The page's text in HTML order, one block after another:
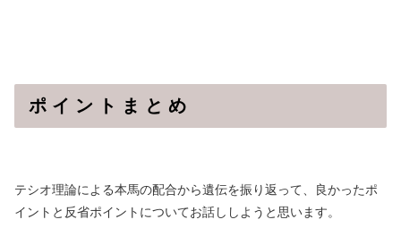
ポ イ ン ト ま と め
テシオ理論による本馬の配合から遺伝を振り返って、良かったポ
イントと反省ポイントについてお話ししようと思います。